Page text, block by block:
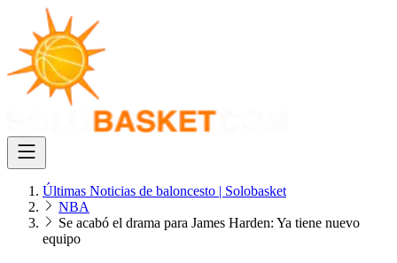
Últimas Noticias de baloncesto | Solobasket
NBA
Se acabó el drama para James Harden: Ya tiene nuevo
equipo